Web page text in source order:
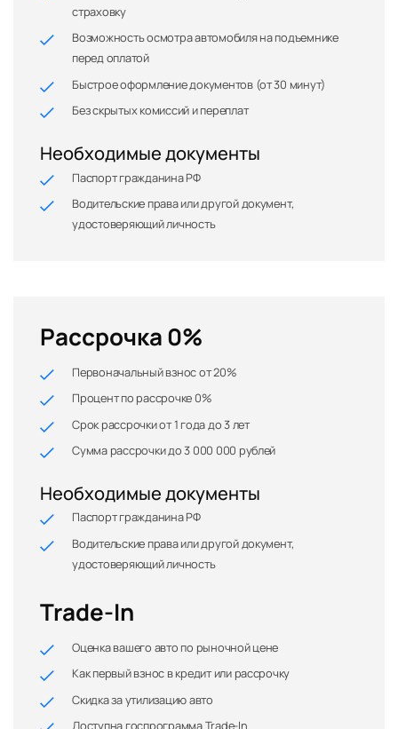
страховку
Возможность осмотра автомобиля на подъемнике
перед оплатой
Быстрое оформление документов (от 30 минут)
Без скрытых комиссий и переплат
Необходимые документы
Паспорт гражданина РФ
Водительские права или другой документ,
удостоверяющий личность
Рассрочка 0%
Первоначальный взнос от 20%
Процент по рассрочке 0%
Срок рассрочки от 1 года до 3 лет
Сумма рассрочки до 3 000 000 рублей
Необходимые документы
Паспорт гражданина РФ
Водительские права или другой документ,
удостоверяющий личность
Trade-In
Оценка вашего авто по рыночной цене
Как первый взнос в кредит или рассрочку
Скидка за утилизацию авто
Доступна госпрограмма Trade-In